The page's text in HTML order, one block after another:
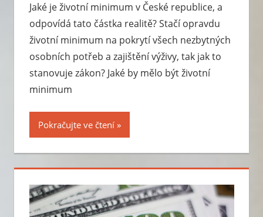
Jaké je životní minimum v České republice, a
odpovídá tato částka realitě? Stačí opravdu
životní minimum na pokrytí všech nezbytných
osobních potřeb a zajištění výživy, tak jak to
stanovuje zákon? Jaké by mělo být životní
minimum
Pokračujte ve čtení